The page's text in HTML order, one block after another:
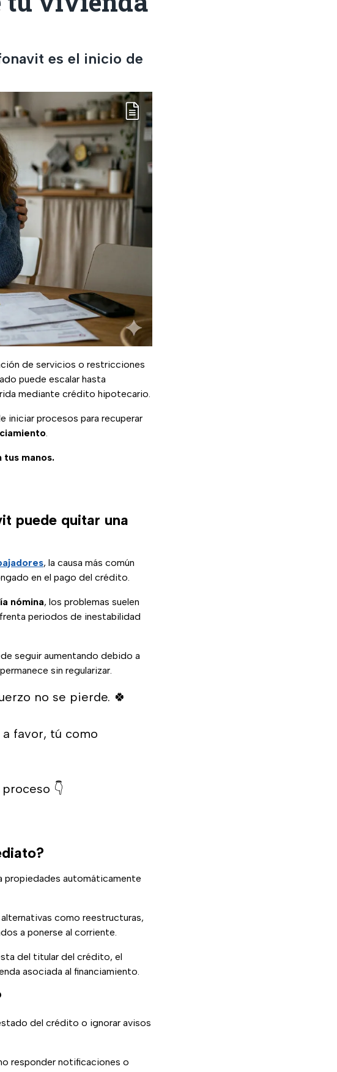
es el inicio de
de servicios o restricciones
puede escalar hasta
mediante crédito hipotecario.
iniciar procesos para recuperar
.
tus manos.
puede quitar una
, la causa más común
en el pago del crédito.
nómina, los problemas suelen
periodos de inestabilidad
seguir aumentando debido a
sin regularizar.
no se pierde. 🍀​
favor, tú como
👇​
propiedades automáticamente
como reestructuras,
a ponerse al corriente.
del titular del crédito, el
asociada al financiamiento.
del crédito o ignorar avisos
responder notificaciones o